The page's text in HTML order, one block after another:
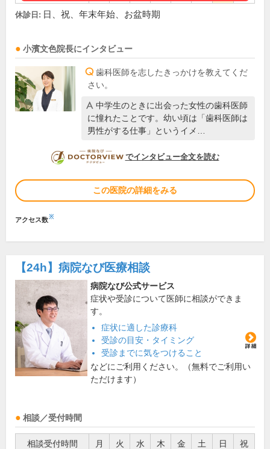
休診日: 日、祝、年末年始、お盆時期
小濱文色院長にインタビュー
歯科医師を志したきっかけを教えてくだ
さい。
中学生のときに出会った女性の歯科医師
に憧れたことです。幼い頃は「歯科医師は
男性がする仕事」というイメ…
DOCTORVIEW
でインタビュー全文を読む
この医院の詳細をみる
アクセス数※
【24h】 病院なび医療相談
病院なび公式サービス
症状や受診について医師に相談ができま
す。
症状に適した診療科
受診の目安・タイミング
受診までに気をつけること
などにご利用ください。（無料でご利用い
ただけます）
相談／受付時間
相談受付時間 月 火 水 木 金 土 日 祝